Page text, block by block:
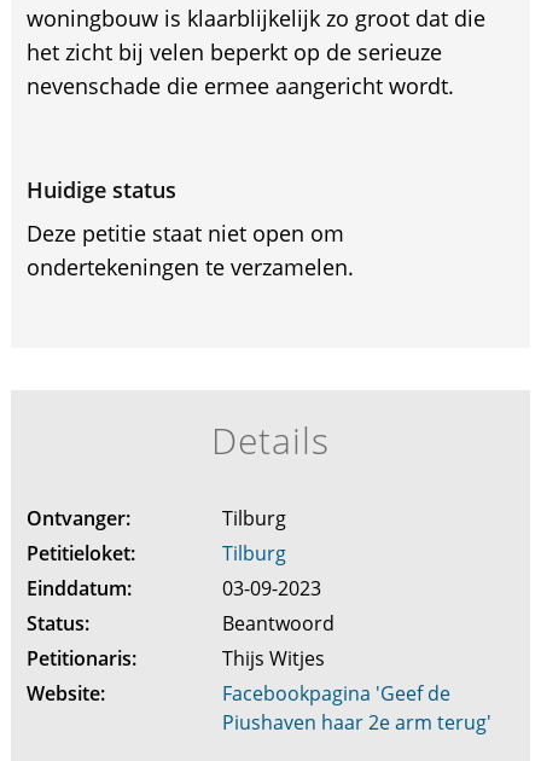
woningbouw is klaarblijkelijk zo groot dat die
het zicht bij velen beperkt op de serieuze
nevenschade die ermee aangericht wordt.
Huidige status
Deze petitie staat niet open om
ondertekeningen te verzamelen.
Details
Ontvanger:
Tilburg
Petitieloket:
Tilburg
Einddatum:
03-09-2023
Status:
Beantwoord
Petitionaris:
Thijs Witjes
Website:
Facebookpagina 'Geef de
Piushaven haar 2e arm terug'